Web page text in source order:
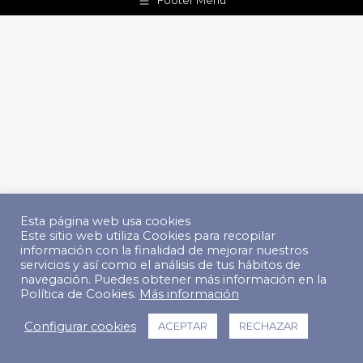
Esta página web usa cookies
Este sitio web utiliza Cookies para recopilar
información con la finalidad de mejorar nuestros
servicios y así como el análisis de tus hábitos de
navegación. Puedes obtener más información en la
Política de Cookies. Más información
Configurar cookies ACEPTAR RECHAZAR